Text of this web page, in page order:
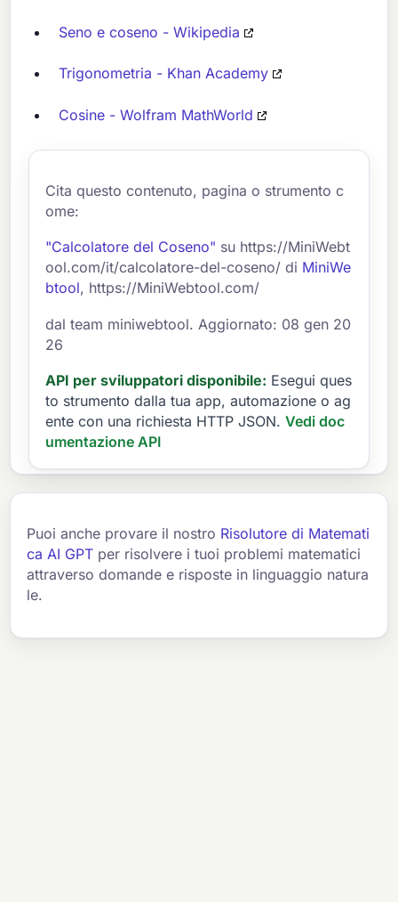
Seno e coseno - Wikipedia
Trigonometria - Khan Academy
Cosine - Wolfram MathWorld
Cita questo contenuto, pagina o strumento c
ome:
"Calcolatore del Coseno" su https://MiniWebt
ool.com/it/calcolatore-del-coseno/ di MiniWe
btool, https://MiniWebtool.com/
dal team miniwebtool. Aggiornato: 08 gen 20
26
API per sviluppatori disponibile: Esegui ques
to strumento dalla tua app, automazione o ag
ente con una richiesta HTTP JSON. Vedi doc
umentazione API
Puoi anche provare il nostro Risolutore di Matemati
ca AI GPT per risolvere i tuoi problemi matematici
attraverso domande e risposte in linguaggio natura
le.